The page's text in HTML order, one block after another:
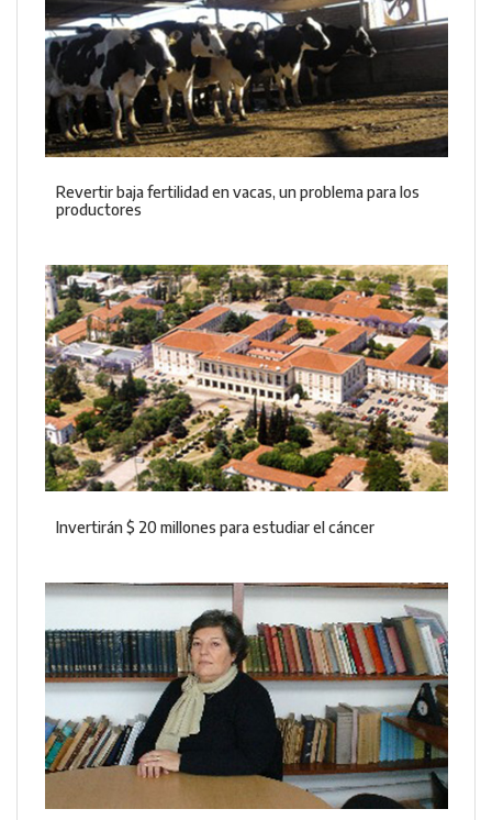
Revertir baja fertilidad en vacas, un problema para los
productores
Invertirán $ 20 millones para estudiar el cáncer